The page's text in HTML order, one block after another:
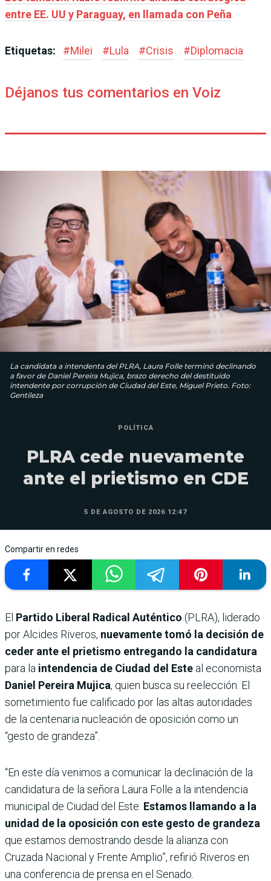
entre EE. UU y Paraguay, en llamada con Peña
Etiquetas: #Milei #Lula #Crisis #Diplomacia
Déjanos tus comentarios en Voiz
La candidata a intendenta del PLRA, Laura Folle terminó declinando
a favor de Daniel Pereira Mujica, brazo derecho del destituido
intendente por corrupción de Ciudad del Este, Miguel Prieto. Foto:
Gentileza
POLÍTICA
PLRA cede nuevamente
ante el prietismo en CDE
5 DE AGOSTO DE 2026 12:47
Compartir en redes
El Partido Liberal Radical Auténtico (PLRA), liderado
por Alcides Riveros, nuevamente tomó la decisión de
ceder ante el prietismo entregando la candidatura
para la intendencia de Ciudad del Este al economista
Daniel Pereira Mujica, quien busca su reelección. El
sometimiento fue calificado por las altas autoridades
de la centenaria nucleación de oposición como un
“gesto de grandeza”.
“En este día venimos a comunicar la declinación de la
candidatura de la señora Laura Folle a la intendencia
municipal de Ciudad del Este. Estamos llamando a la
unidad de la oposición con este gesto de grandeza
que estamos demostrando desde la alianza con
Cruzada Nacional y Frente Amplio”, refirió Riveros en
una conferencia de prensa en el Senado.